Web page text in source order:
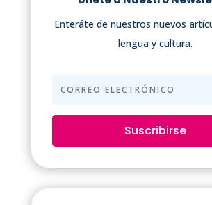
Enteráte de nuestros nuevos
lengua y cultura.
Suscribirse